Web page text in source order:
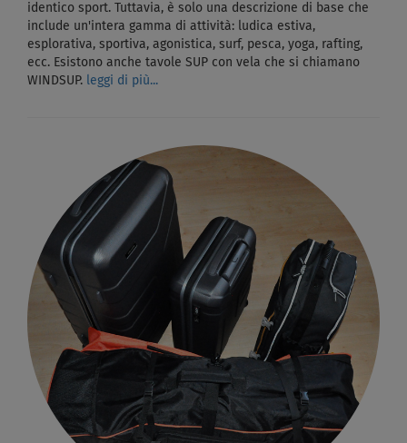
identico sport. Tuttavia, è solo una descrizione di base che
include un'intera gamma di attività: ludica estiva,
esplorativa, sportiva, agonistica, surf, pesca, yoga, rafting,
ecc. Esistono anche tavole SUP con vela che si chiamano
WINDSUP.
leggi di più...